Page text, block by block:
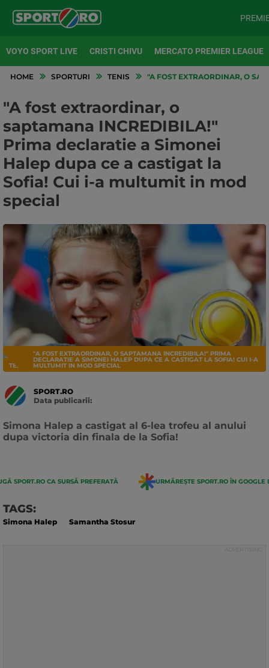
VOYO SPORT LIVE CRISTI CHIVU MERCATO PREMIER LEAGUE
HOME SPORTURI TENIS "A FOST EXTRAORDINAR, O
"A fost extraordinar, o
saptamana INCREDIBILA!"
Prima declaratie a Simonei
Halep dupa ce a castigat la
Sofia! Cui i-a multumit in mod
special
TENIS
"A FOST EXTRAORDINAR, O SAPTAMANA INCREDIBILA!" PRIMA
DECLARATIE A SIMONEI HALEP DUPA CE A CASTIGAT LA SOFIA! CUI I-A
MULTUMIT IN MOD SPECIAL
SPORT.RO
Data publicarii:
Simona Halep a castigat al 6-lea trofeu al anului
dupa victoria din finala de la Sofia!
SPORT.RO CA SURSĂ PREFERATĂ URMĂREȘTE SPORT.RO ÎN GOOGLE
TAGS:
Simona Halep Samantha Stosur